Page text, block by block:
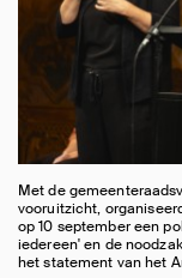
Met de
vooruitzicht,
op 10 september een
iedereen' en de
het statement van het